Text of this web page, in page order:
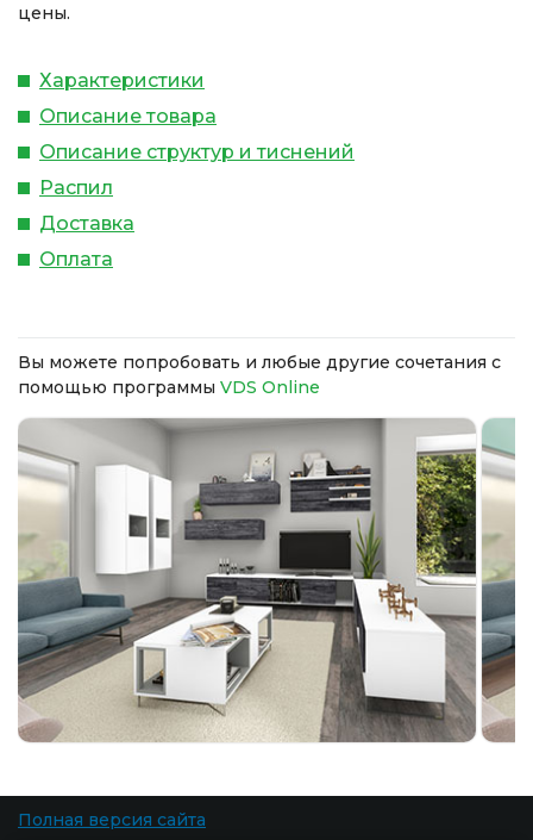
цены.
Характеристики
Описание товара
Описание структур и тиснений
Распил
Доставка
Оплата
Вы можете попробовать и любые другие сочетания с
помощью программы VDS Online
Полная версия сайта